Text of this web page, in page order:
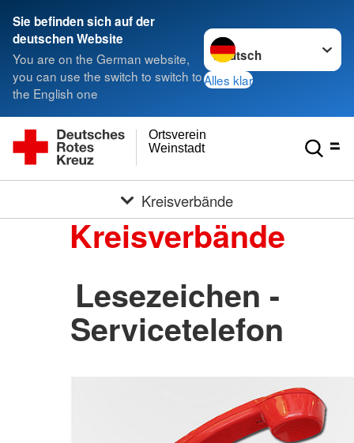
Sie befinden sich auf der
deutschen Website
You are on the German website,
you can use the switch to switch to
the English one
Sprache wechseln zu
Alles klar
Weinstadt
Ortsverein
Kreisverbände
Kreisverbände
Lesezeichen -
Servicetelefon